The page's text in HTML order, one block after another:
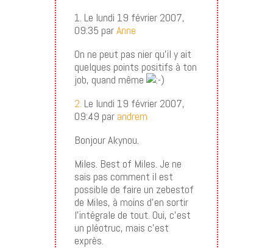
1. Le lundi 19 février 2007,
09:35 parAnne
On ne peut pas nier qu’il y ait
quelques points positifs à ton
job, quand même
2. Le lundi 19 février 2007,
09:49 par andrem
Bonjour Akynou.
Miles. Best of Miles. Je ne
sais pas comment il est
possible de faire un zebestof
de Miles, à moins d’en sortir
l’intégrale de tout. Oui, c’est
un pléotruc, mais c’est
exprès.